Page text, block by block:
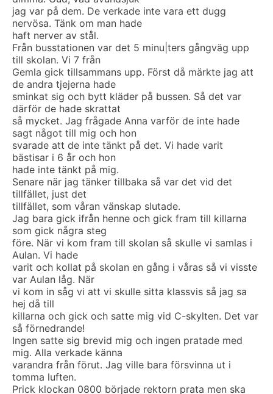
jag var på dem. De verkade inte vara ett dugg
nervösa. Tänk om man hade
haft nerver av stål.
Från busstationen var det 5 minu|ters gångväg upp
till skolan. Vi 7 från
Gemla gick tillsammans upp. Först då märkte jag att
de andra tjejerna hade
sminkat sig och bytt kläder på bussen. Så det var
därför de hade skrattat
så mycket. Jag frågade Anna varför de inte hade
sagt något till mig och hon
svarade att de inte tänkt på det. Vi hade varit
bästisar i 6 år och hon
hade inte tänkt på mig.
Senare när jag tänker tillbaka så var det vid det
tillfället, just det
tillfället, som våran vänskap slutade.
Jag bara gick ifrån henne och gick fram till killarna
som gick några steg
före. När vi kom fram till skolan så skulle vi samlas i
Aulan. Vi hade
varit och kollat på skolan en gång i våras så vi visste
var Aulan låg. När
vi kom in såg vi att vi skulle sitta klassvis så jag sa
hej då till
killarna och gick och satte mig vid C-skylten. Det var
så förnedrande!
Ingen satte sig brevid mig och ingen pratade med
mig. Alla verkade känna
varandra från förut. Jag ville bara försvinna ut i
tomma luften.
Prick klockan 0800 började rektorn prata men ska